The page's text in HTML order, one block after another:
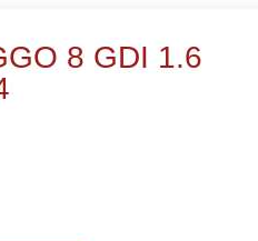
8 GDI 1.6